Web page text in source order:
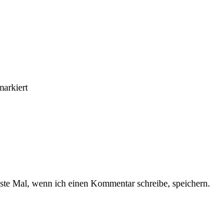
Mal, wenn ich einen Kommentar schreibe, speichern.